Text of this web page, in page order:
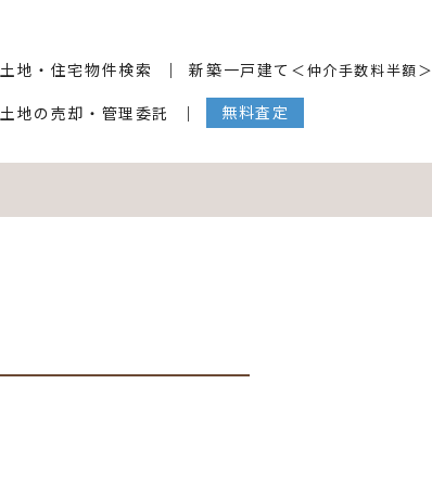
土地・住宅物件検索 新築一戸建て ＜仲介手数料半額＞
土地の売却・管理委託 無料査定